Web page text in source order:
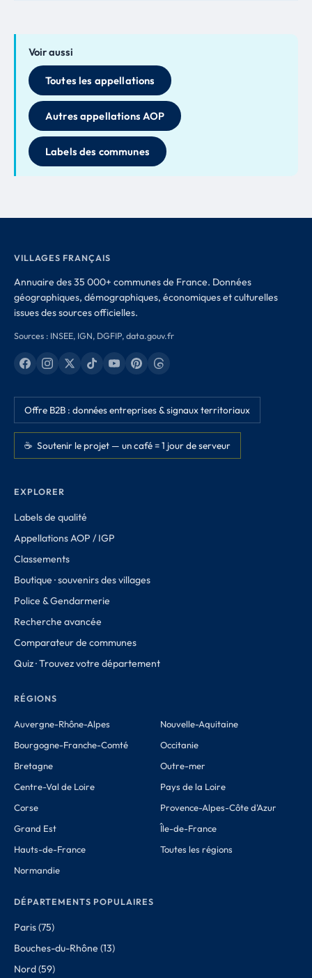
Voir aussi
Toutes les appellations
Autres appellations AOP
Labels des communes
VILLAGES FRANÇAIS
Annuaire des 35 000+ communes de France. Données
géographiques, démographiques, économiques et culturelles
issues des sources officielles.
Sources : INSEE, IGN, DGFIP, data.gouv.fr
Offre B2B : données entreprises & signaux territoriaux
☕ Soutenir le projet — un café = 1 jour de serveur
EXPLORER
Labels de qualité
Appellations AOP / IGP
Classements
Boutique · souvenirs des villages
Police & Gendarmerie
Recherche avancée
Comparateur de communes
Quiz · Trouvez votre département
RÉGIONS
Auvergne-Rhône-Alpes
Bourgogne-Franche-Comté
Bretagne
Centre-Val de Loire
Corse
Grand Est
Hauts-de-France
Normandie
Nouvelle-Aquitaine
Occitanie
Outre-mer
Pays de la Loire
Provence-Alpes-Côte d'Azur
Île-de-France
Toutes les régions
DÉPARTEMENTS POPULAIRES
Paris (75)
Bouches-du-Rhône (13)
Nord (59)